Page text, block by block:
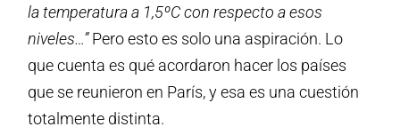
la temperatura a 1,5ºC con respecto a esos
niveles…”Pero esto es solo una aspiración. Lo
que cuenta es qué acordaron hacer los países
que se reunieron en París, y esa es una cuestión
totalmente distinta.